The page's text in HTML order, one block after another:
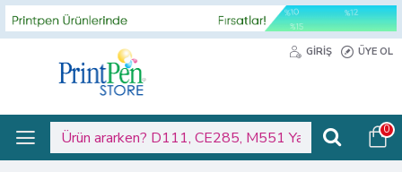
GIRIŞ ÜYE OL
0